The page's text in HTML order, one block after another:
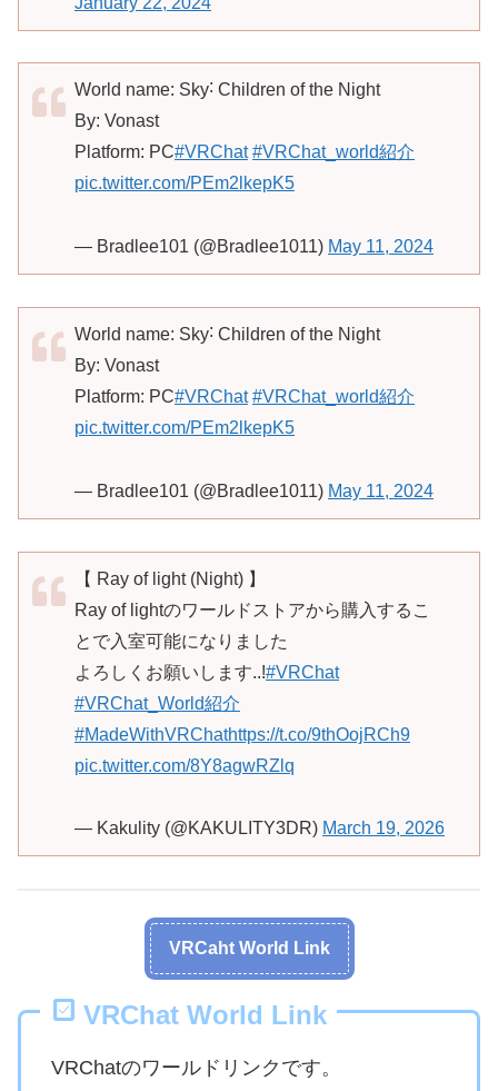
World name: Sky˸ Children of the Night
By: Vonast
Platform: PC#VRChat #VRChat_world紹介
pic.twitter.com/PEm2lkepK5
— Bradlee101 (@Bradlee1011) May 11, 2024
World name: Sky˸ Children of the Night
By: Vonast
Platform: PC#VRChat #VRChat_world紹介
pic.twitter.com/PEm2lkepK5
— Bradlee101 (@Bradlee1011) May 11, 2024
【 Ray of light (Night) 】
Ray of lightのワールドストアから購入するこ
とで入室可能になりました
よろしくお願いします..!#VRChat
#VRChat_World紹介
#MadeWithVRChathttps://t.co/9thOojRCh9
pic.twitter.com/8Y8agwRZlq
— Kakulity (@KAKULITY3DR) March 19, 2026
VRCaht World Link
VRChat World Link
VRChatのワールドリンクです。